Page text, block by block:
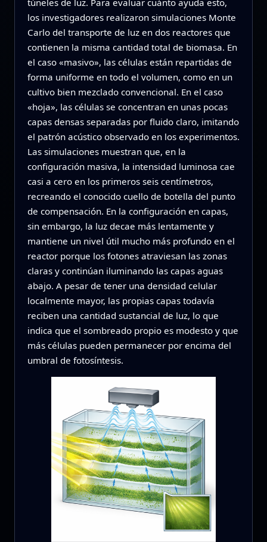
túneles de luz. Para evaluar cuánto ayuda esto,
los investigadores realizaron simulaciones Monte
Carlo del transporte de luz en dos reactores que
contienen la misma cantidad total de biomasa. En
el caso «masivo», las células están repartidas de
forma uniforme en todo el volumen, como en un
cultivo bien mezclado convencional. En el caso
«hoja», las células se concentran en unas pocas
capas densas separadas por fluido claro, imitando
el patrón acústico observado en los experimentos.
Las simulaciones muestran que, en la
configuración masiva, la intensidad luminosa cae
casi a cero en los primeros seis centímetros,
recreando el conocido cuello de botella del punto
de compensación. En la configuración en capas,
sin embargo, la luz decae más lentamente y
mantiene un nivel útil mucho más profundo en el
reactor porque los fotones atraviesan las zonas
claras y continúan iluminando las capas aguas
abajo. A pesar de tener una densidad celular
localmente mayor, las propias capas todavía
reciben una cantidad sustancial de luz, lo que
indica que el sombreado propio es modesto y que
más células pueden permanecer por encima del
umbral de fotosíntesis.